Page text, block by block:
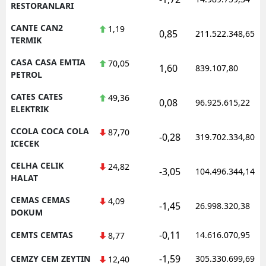
RESTORANLARI
CANTE CAN2
TERMIK
1,19 0,85 211.522.348,65
CASA CASA EMTIA
PETROL
70,05 1,60 839.107,80
CATES CATES
ELEKTRIK
49,36 0,08 96.925.615,22
CCOLA COCA COLA
ICECEK
87,70 -0,28 319.702.334,80
CELHA CELIK
HALAT
24,82 -3,05 104.496.344,14
CEMAS CEMAS
DOKUM
4,09 -1,45 26.998.320,38
CEMTS CEMTAS 8,77 -0,11 14.616.070,95
CEMZY CEM ZEYTIN 12,40 -1,59 305.330.699,69